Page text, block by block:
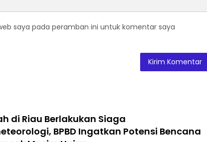
saya pada peramban ini untuk komentar saya
di Riau Berlakukan Siaga
BPBD Ingatkan Potensi Bencana